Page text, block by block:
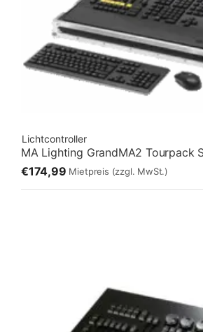
Lichtcontroller
MA Lighting GrandMA2 Tourpack
€174,99 Mietpreis (zzgl. MwSt.)